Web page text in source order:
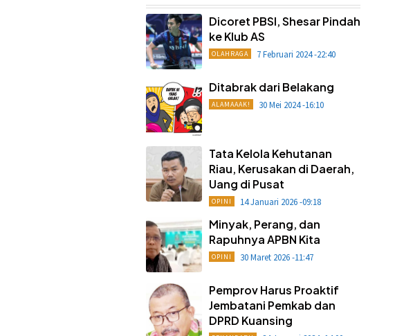
Dicoret PBSI, Shesar Pindah
ke Klub AS
OLAHRAGA 7 Februari 2024 -22:40
Ditabrak dari Belakang
ALAMAAAK! 30 Mei 2024 -16:10
Tata Kelola Kehutanan
Riau, Kerusakan di Daerah,
Uang di Pusat
OPINI 14 Januari 2026 -09:18
Minyak, Perang, dan
Rapuhnya APBN Kita
OPINI 30 Maret 2026 -11:47
Pemprov Harus Proaktif
Jembatani Pemkab dan
DPRD Kuansing